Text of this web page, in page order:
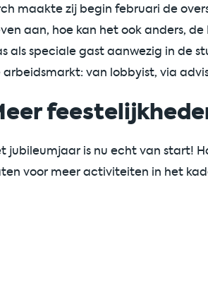
maakte zij begin februari de
aan, hoe kan het ook anders,
als speciale gast aanwezig in de
arbeidsmarkt: van lobbyist, via
jubileumjaar is nu echt van start!
voor meer activiteiten in het